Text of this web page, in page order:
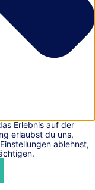
Erlebnis auf der
erlaubst du uns,
ablehnst,